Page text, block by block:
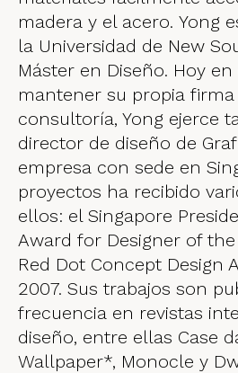
madera y el acero. Yong
la Universidad de New
Máster en Diseño. Hoy
mantener su propia
consultoría, Yong ejerce
director de diseño de
empresa con sede en
proyectos ha recibido
ellos: el Singapore
Award for Designer of
Red Dot Concept Design
2007. Sus trabajos son
frecuencia en revistas
diseño, entre ellas Case
Wallpaper*, Monocle y